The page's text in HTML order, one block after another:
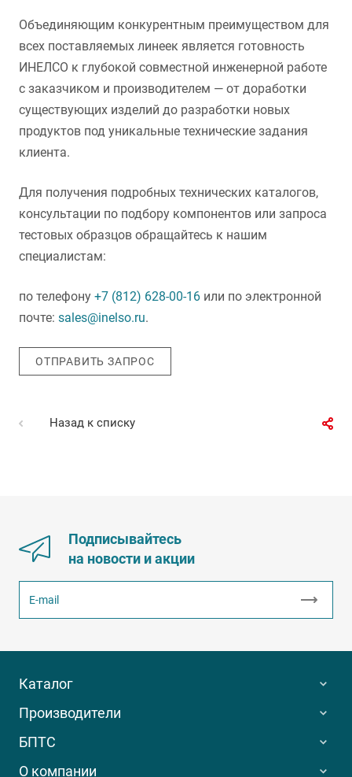
Объединяющим конкурентным преимуществом для
всех поставляемых линеек является готовность
ИНЕЛСО к глубокой совместной инженерной работе
с заказчиком и производителем — от доработки
существующих изделий до разработки новых
продуктов под уникальные технические задания
клиента.
Для получения подробных технических каталогов,
консультации по подбору компонентов или запроса
тестовых образцов обращайтесь к нашим
специалистам:
по телефону +7 (812) 628-00-16 или по электронной
почте: sales@inelso.ru.
ОТПРАВИТЬ ЗАПРОС
Назад к списку
Подписывайтесь
на новости и акции
Каталог
Производители
БПТС
О компании